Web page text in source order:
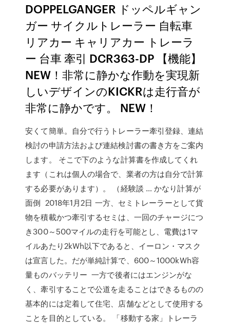
DOPPELGANGER ドッペルギャン
ガー サイクルトレーラー 自転車
リアカー キャリアカー トレーラ
ー 台車 牽引 DCR363-DP 【機能】
NEW！非常に静かな作動を実現新
しいデザインのKICKRは走行音が
非常に静かです。 NEW！
安くて簡単。自分で行うトレーラー牽引登録、連結
検討の申請方法および連結検討書の書き方をご案内
します。 そこで下のような計算書を作成してくれ
ます（これは個人の場合で、業者の方は自分で計算
する必要があります）。 （経験談 … かなり計算が
面倒 2018年1月2日 一方、セミトレーラーとして貨
物を積載かつ牽引するセミは、一回のチャージにつ
き300～500マイルの走行を可能とし、電費は1マ
イルあたり2kWh以下であると、イーロン・マスク
は宣言した。だが単純計算で、600～1000kWh容
量ものバッテリー 一方で後者にはエンジンがな
く、牽引することで公道を走ることはできるものの
基本的には定着して住宅、店舗などとして使用する
ことを目的としている。 「移動する家」トレーラ